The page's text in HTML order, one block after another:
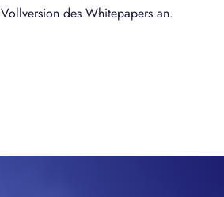
des Whitepapers an.